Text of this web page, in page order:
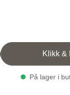
Klikk &
På lager i